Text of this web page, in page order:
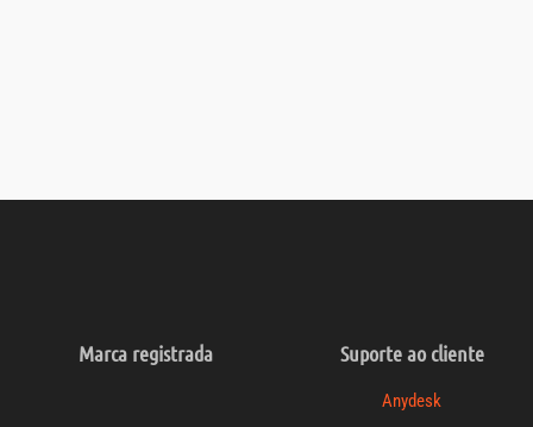
Marca registrada Suporte ao cliente
Anydesk